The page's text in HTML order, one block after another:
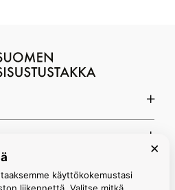
×
käyttökokemustasi
liikennettä. Valitse mitkä